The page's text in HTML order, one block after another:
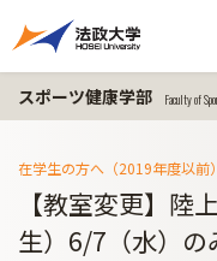
スポーツ健康学部 Faculty of
在学生の方へ（2019年度以前）
【教室変更】陸
生）6/7（水）の